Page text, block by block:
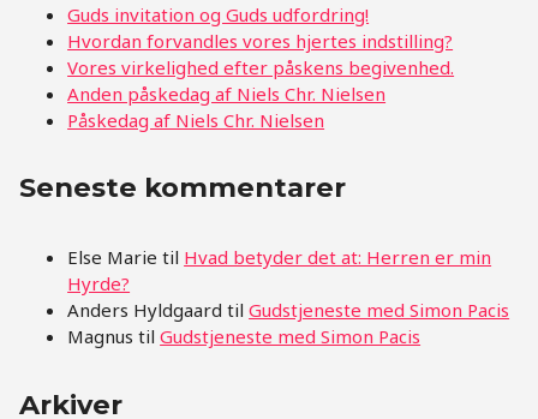
Guds invitation og Guds udfordring!
Hvordan forvandles vores hjertes indstilling?
Vores virkelighed efter påskens begivenhed.
Anden påskedag af Niels Chr. Nielsen
Påskedag af Niels Chr. Nielsen
Seneste kommentarer
Else Marie til Hvad betyder det at: Herren er min
Hyrde?
Anders Hyldgaard tilGudstjeneste med Simon Pacis
Magnus tilGudstjeneste med Simon Pacis
Arkiver